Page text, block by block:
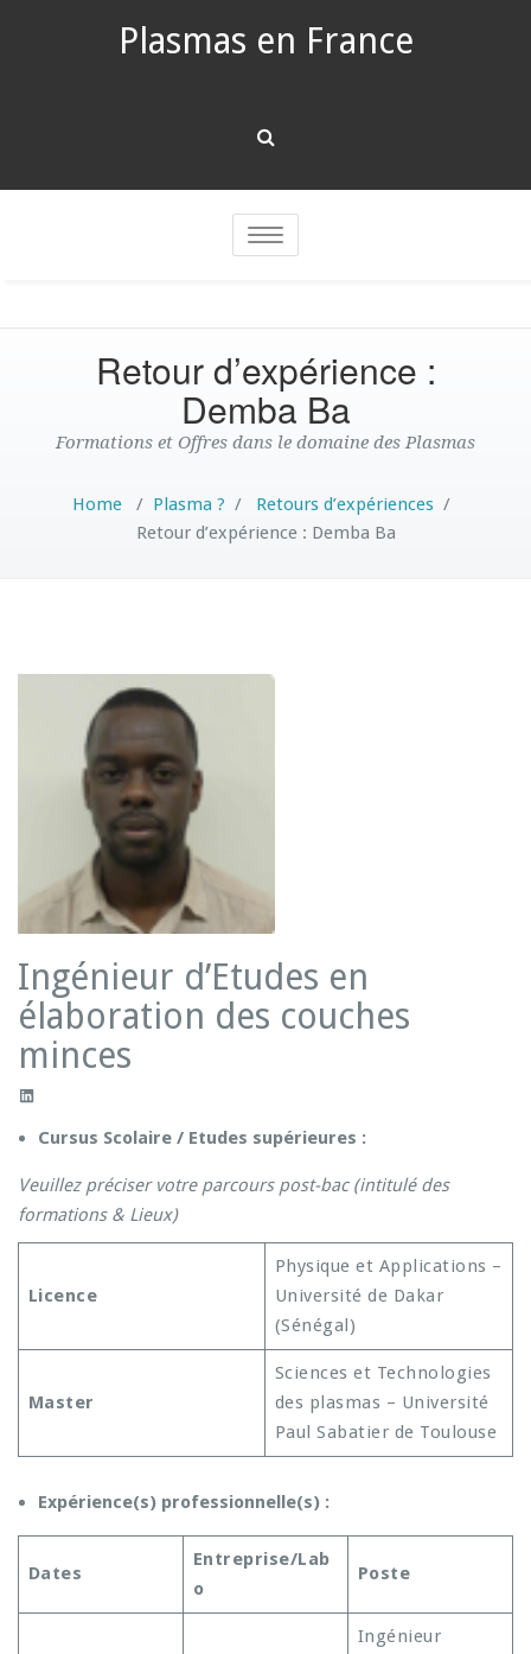
Plasmas en France
Toggle
navigation
Retour d’expérience :
Demba Ba
Formations et Offres dans le domaine des Plasmas
Home/ Plasma ? / Retours d’expériences/
Retour d’expérience : Demba Ba
Ingénieur d’Etudes en
élaboration des couches
minces
LinkedIn
Cursus Scolaire / Etudes supérieures :
Veuillez préciser votre parcours post-bac (intitulé des
formations & Lieux)
Licence
Physique et Applications –
Université de Dakar
(Sénégal)
Master
Sciences et Technologies
des plasmas – Université
Paul Sabatier de Toulouse
Expérience(s) professionnelle(s) :
Dates
Entreprise/Lab
o
Poste
Ingénieur